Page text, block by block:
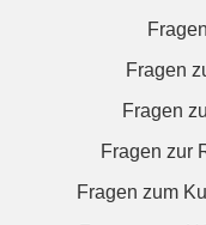
Fragen
Fragen
Fragen zur
Fragen zum